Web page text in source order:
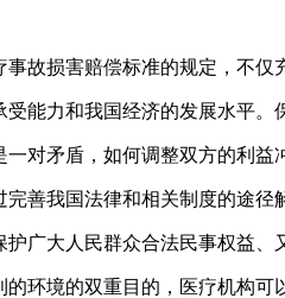
事故损害赔偿标准的规定，不仅
受能力和我国经济的发展水平
一对矛盾，如何调整双方的利益
完善我国法律和相关制度的途
护广大人民群众合法民事权益、
的环境的双重目的，医疗机构可